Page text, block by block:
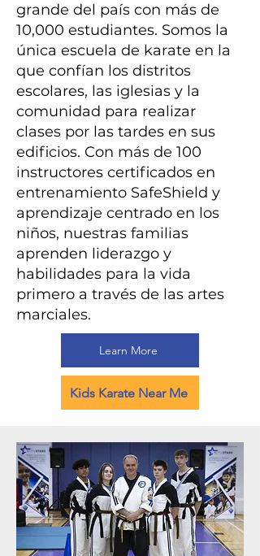
grande del país con más de
10,000 estudiantes. Somos la
única escuela de karate en la
que confían los distritos
escolares, las iglesias y la
comunidad para realizar
clases por las tardes en sus
edificios. Con más de 100
instructores certificados en
entrenamiento SafeShield y
aprendizaje centrado en los
niños, nuestras familias
aprenden liderazgo y
habilidades para la vida
primero a través de las artes
marciales.
Learn More
Kids Karate Near Me